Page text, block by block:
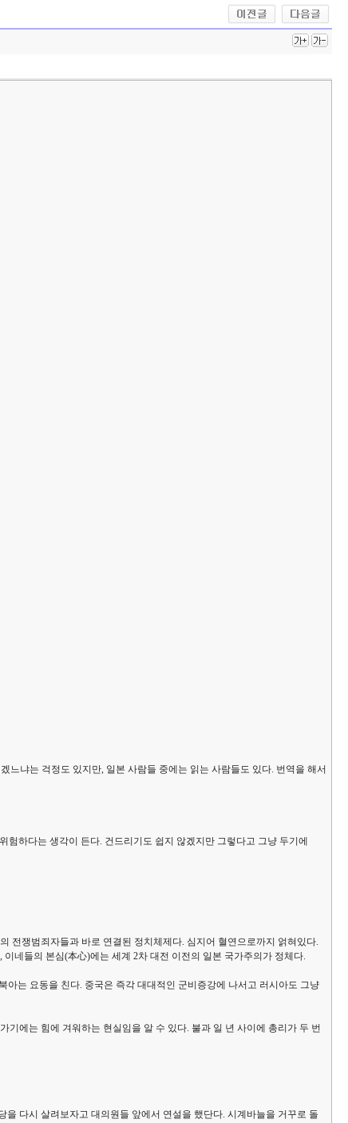
느냐는 걱정도 있지만, 일본 사람들 중에는 읽는 사람들도 있다. 번역을 해서
하다는 생각이 든다. 건드리기도 쉽지 않겠지만 그렇다고 그냥 두기에
전쟁범죄자들과 바로 연결된 정치체제다. 심지어 혈연으로까지 얽혀있다.
네들의 본심(本心)에는 세계 2차 대전 이전의 일본 국가주의가 정체다.
는 요동을 친다. 중국은 즉각 대대적인 군비증강에 나서고 러시아도 그냥
에는 힘에 겨워하는 현실임을 알 수 있다. 불과 일 년 사이에 총리가 두 번
다시 살려보자고 대의원들 앞에서 연설을 했단다. 시계바늘을 거꾸로 돌